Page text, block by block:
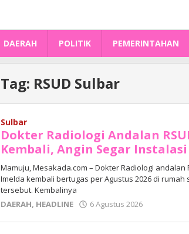
DAERAH POLITIK PEMERINTAHAN
Tag: RSUD Sulbar
Sulbar
Dokter Radiologi Andalan
Kembali, Angin Segar
Mamuju, Mesakada.com – Dokter Radiologi andalan
Imelda kembali bertugas per Agustus 2026 di rumah
tersebut. Kembalinya
DAERAH, HEADLINE 6 Agustus 2026
Junaedi